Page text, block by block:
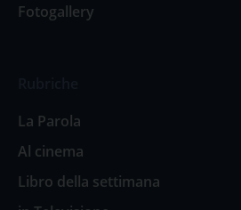
Fotogallery
La Parola
Al cinema
Libro della settimana